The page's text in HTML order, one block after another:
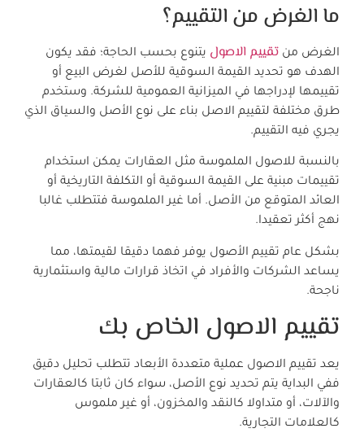
ما الغرض من التقييم؟
الغرض من تقييم الاصول يتنوع بحسب الحاجة؛ فقد يكون
الهدف هو تحديد القيمة السوقية للأصل لغرض البيع أو
تقييمها لإدراجها في الميزانية العمومية للشركة. وستخدم
طرق مختلفة لتقييم الاصل بناء على نوع الأصل والسياق الذي
يجري فيه التقييم.
بالنسبة للاصول الملموسة مثل العقارات يمكن استخدام
تقييمات مبنية على القيمة السوقية أو التكلفة التاريخية أو
العائد المتوقع من الأصل. أما غير الملموسة فتتطلب غالبا
نهج أكثر تعقيدا.
بشكل عام تقييم الأصول يوفر فهما دقيقا لقيمتها، مما
يساعد الشركات والأفراد في اتخاذ قرارات مالية واستثمارية
ناجحة.
تقييم الاصول الخاص بك
يعد تقييم الاصول عملية متعددة الأبعاد تتطلب تحليل دقيق
ففي البداية يتم تحديد نوع الأصل، سواء كان ثابتا كالعقارات
والآلات، أو متداولا كالنقد والمخزون، أو غير ملموس
كالعلامات التجارية.